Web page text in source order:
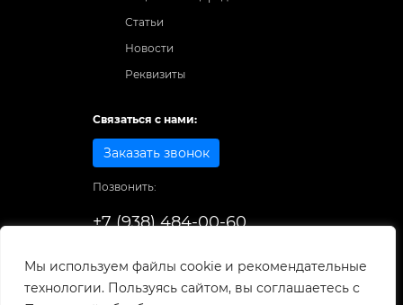
Мы используем файлы cookie и рекомендательные
технологии. Пользуясь сайтом, вы соглашаетесь с
Статьи
Новости
Реквизиты
Связаться с нами:
Заказать звонок
Позвонить:
+7 (938) 484-00-60
© 1998-2025